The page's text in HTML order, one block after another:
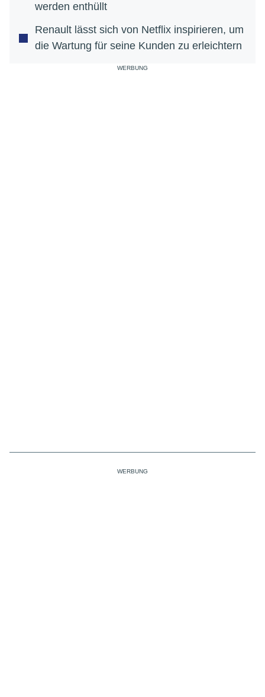
werden enthüllt
Renault lässt sich von Netflix inspirieren, um
die Wartung für seine Kunden zu erleichtern